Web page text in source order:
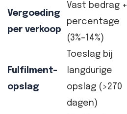
Vergoeding
per verkoop
Vast bedrag +
percentage
(3%–14%)
Fulfilment-
opslag
Toeslag bij
langdurige
opslag (>270
dagen)